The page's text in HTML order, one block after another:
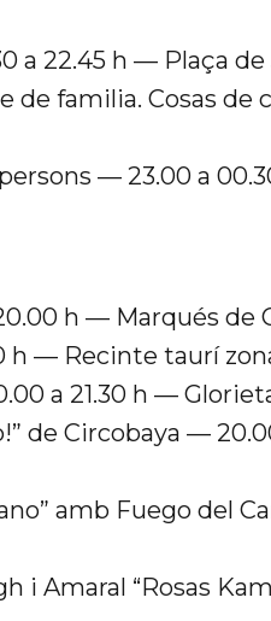
a 22.45 h — Plaça de
de familia. Cosas de
— 23.00 a
h — Marqués de
h — Recinte taurí
a 21.30 h —
de Circobaya —
amb Fuego del
i Amaral “Rosas